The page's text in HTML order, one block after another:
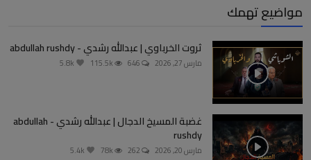
مواضيع تهمك
ثروت الخرباوي | عبدالله رشدي - abdullah rushdy
مارس 27, 2026
غضبة المسيخ الدجال | عبدالله رشدي - abdullah
rushdy
مارس 20, 2026